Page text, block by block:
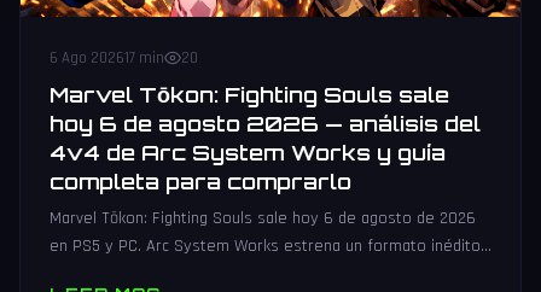
6 Ago 202617 min 20
Marvel Tōkon: Fighting Souls sale
hoy 6 de agosto 2026 — análisis del
4v4 de Arc System Works y guía
completa para comprarlo
Marvel Tōkon: Fighting Souls sale hoy 6 de agosto de 2026
en PS5 y PC. Arc System Works estrena un formato inédito